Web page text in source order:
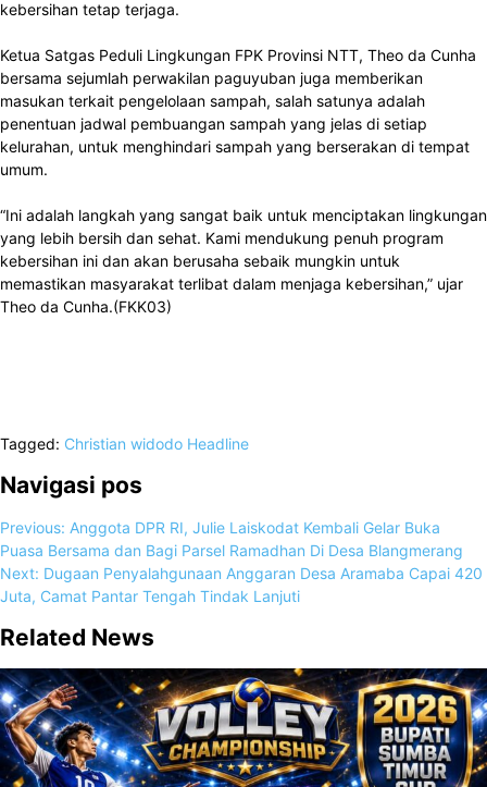
kebersihan tetap terjaga.
Ketua Satgas Peduli Lingkungan FPK Provinsi NTT, Theo da Cunha
bersama sejumlah perwakilan paguyuban juga memberikan
masukan terkait pengelolaan sampah, salah satunya adalah
penentuan jadwal pembuangan sampah yang jelas di setiap
kelurahan, untuk menghindari sampah yang berserakan di tempat
umum.
“Ini adalah langkah yang sangat baik untuk menciptakan lingkungan
yang lebih bersih dan sehat. Kami mendukung penuh program
kebersihan ini dan akan berusaha sebaik mungkin untuk
memastikan masyarakat terlibat dalam menjaga kebersihan,” ujar
Theo da Cunha.(FKK03)
Tagged: Christian widodo Headline
Navigasi pos
Previous: Anggota DPR RI, Julie Laiskodat Kembali Gelar Buka
Puasa Bersama dan Bagi Parsel Ramadhan Di Desa Blangmerang
Next: Dugaan Penyalahgunaan Anggaran Desa Aramaba Capai 420
Juta, Camat Pantar Tengah Tindak Lanjuti
Related News